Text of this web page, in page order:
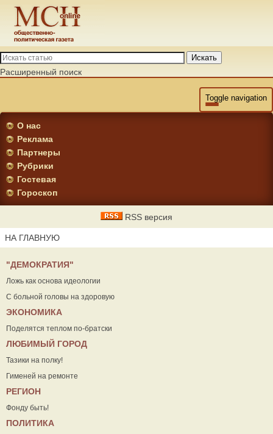
Искать
Расширенный поиск
Toggle navigation
О нас
Реклама
Партнеры
Рубрики
Гостевая
Гороскоп
RSS версия
НА ГЛАВНУЮ
"ДЕМОКРАТИЯ"
Ложь как основа идеологии
С больной головы на здоровую
ЭКОНОМИКА
Поделятся теплом по-братски
ЛЮБИМЫЙ ГОРОД
Тазики на полку!
Гименей на ремонте
РЕГИОН
Фонду быть!
ПОЛИТИКА